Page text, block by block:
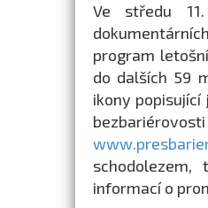
Ve středu
program
do dalších 59
ikony
informací o